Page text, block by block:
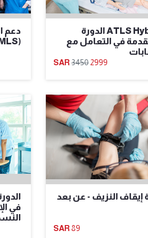
ATLS Hybrid الدورة
في التعامل مع
34502999
دعم
(AMLS)
إيقاف النزيف - عن بعد
89